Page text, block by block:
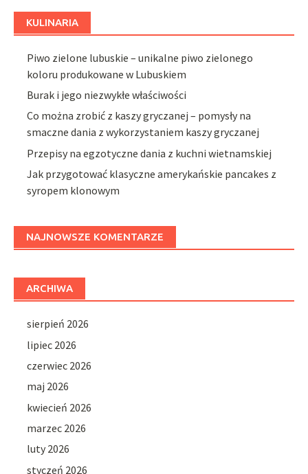
KULINARIA
Piwo zielone lubuskie – unikalne piwo zielonego
koloru produkowane w Lubuskiem
Burak i jego niezwykłe właściwości
Co można zrobić z kaszy gryczanej – pomysły na
smaczne dania z wykorzystaniem kaszy gryczanej
Przepisy na egzotyczne dania z kuchni wietnamskiej
Jak przygotować klasyczne amerykańskie pancakes z
syropem klonowym
NAJNOWSZE KOMENTARZE
ARCHIWA
sierpień 2026
lipiec 2026
czerwiec 2026
maj 2026
kwiecień 2026
marzec 2026
luty 2026
styczeń 2026